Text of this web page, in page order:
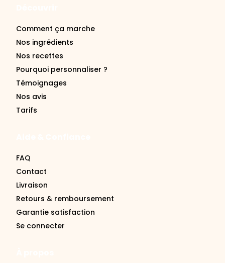
Comment ça marche
Nos ingrédients
Nos recettes
Pourquoi personnaliser ?
Témoignages
Nos avis
Tarifs
FAQ
Contact
Livraison
Retours & remboursement
Garantie satisfaction
Se connecter